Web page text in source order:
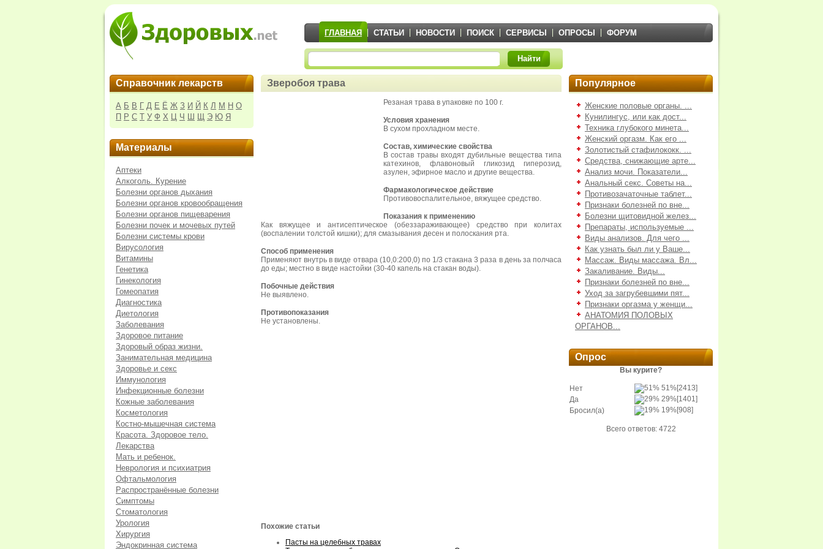
ГЛАВНАЯ СТАТЬИ НОВОСТИ ПОИСК СЕРВИСЫ ОПРОСЫ ФОРУМ
Найти
Справочник лекарств
А Б В Г Д Е Ё Ж З И Й К Л М Н О
П Р С Т У Ф Х Ц Ч Ш Щ Э Ю Я
Материалы
Аптеки
Алкоголь. Курение
Болезни органов дыхания
Болезни органов кровообращения
Болезни органов пищеварения
Болезни почек и мочевых путей
Болезни системы крови
Вирусология
Витамины
Генетика
Гинекология
Гомеопатия
Диагностика
Диетология
Заболевания
Здоровое питание
Здоровый образ жизни.
Занимательная медицина
Здоровье и секс
Иммунология
Инфекционные болезни
Кожные заболевания
Косметология
Костно-мышечная система
Красота. Здоровое тело.
Лекарства
Мать и ребенок.
Неврология и психиатрия
Офтальмология
Распространённые болезни
Симптомы
Стоматология
Урология
Хирургия
Эндокринная система
Зверобоя трава
Резаная трава в упаковке по 100 г.
Условия хранения
В сухом прохладном месте.
Состав, химические свойства
В состав травы входят дубильные вещества типа
катехинов, флавоновый гликозид гиперозид,
азулен, эфирное масло и другие вещества.
Фармакологическое действие
Противовоспалительное, вяжущее средство.
Показания к применению
Как вяжущее и антисептическое (обеззараживающее) средство при колитах
(воспалении толстой кишки); для смазывания десен и полоскания рта.
Способ применения
Применяют внутрь в виде отвара (10,0:200,0) по 1/3 стакана 3 раза в день за полчаса
до еды; местно в виде настойки (30-40 капель на стакан воды).
Побочные действия
Не выявлено.
Противопоказания
Не установлены.
Похожие статьи
Пасты на целебных травах
Популярное
Женские половые органы. ...
Кунилингус, или как дост...
Техника глубокого минета...
Женский оргазм. Как его ...
Золотистый стафилококк. ...
Средства, снижающие арте...
Анализ мочи. Показатели...
Анальный секс. Советы на...
Противозачаточные таблет...
Признаки болезней по вне...
Болезни щитовидной желез...
Препараты, используемые ...
Виды анализов. Для чего ...
Как узнать был ли у Ваше...
Массаж. Виды массажа. Вл...
Закаливание. Виды...
Признаки болезней по вне...
Уход за загрубевшими пят...
Признаки оргазма у женщи...
АНАТОМИЯ ПОЛОВЫХ
ОРГАНОВ...
Опрос
Вы курите?
Нет 51%[2413]
Да
29%[1401]
Бросил(а)
19%[908]
Всего ответов: 4722